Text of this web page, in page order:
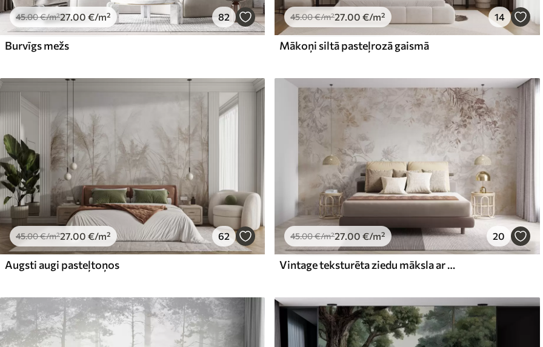
45.0027.00€/m² 56 .6734.00€/m²
Premium vinils Peel and Stick
45.00€/m²27.00 €/m² 82
Burvīgs mežs
45.00€/m²27 .00 €/m² 14
Mākoņi siltā pasteļrozā gaismā
45.00€/m²27.00 €/m² 62
Augsti augi pasteļtoņos
45.00€/m²27.00 €/m² 20
Vintage teksturēta ziedu māksla ar zīmējuma stila delikātu dārza ziedu un lapu ilustrācijām, maigiem pasteļtoņos un sēpijas toņos